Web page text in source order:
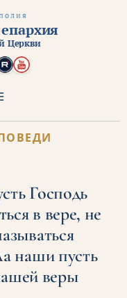
Церкви
Господь
в вере, не
наши пусть
веры